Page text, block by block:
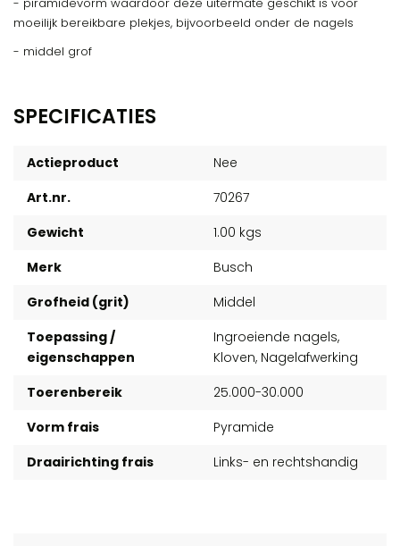
moeilijk bereikbare plekjes, bijvoorbeeld onder de nagels
- middel grof
SPECIFICATIES
Actieproduct
Nee
Art.nr.
70267
Gewicht
1.00 kgs
Merk
Busch
Grofheid (grit)
Middel
Toepassing /
eigenschappen
Ingroeiende nagels,
Kloven, Nagelafwerking
Toerenbereik
25.000-30.000
Vorm frais
Pyramide
Draairichting frais
Links- en rechtshandig